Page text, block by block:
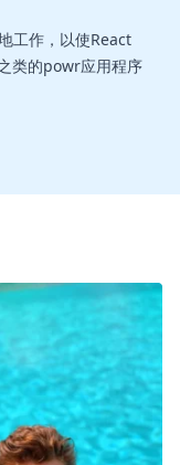
工作，以使React
类的powr应用程序